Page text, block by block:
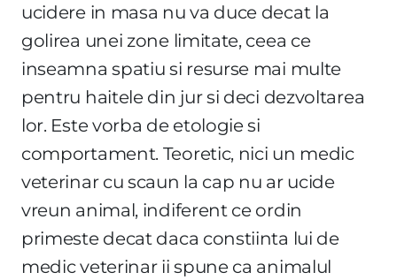
ucidere in masa nu va duce decat la
golirea unei zone limitate, ceea ce
inseamna spatiu si resurse mai multe
pentru haitele din jur si deci dezvoltarea
lor. Este vorba de etologie si
comportament. Teoretic, nici un medic
veterinar cu scaun la cap nu ar ucide
vreun animal, indiferent ce ordin
primeste decat daca constiinta lui de
medic veterinar ii spune ca animalul